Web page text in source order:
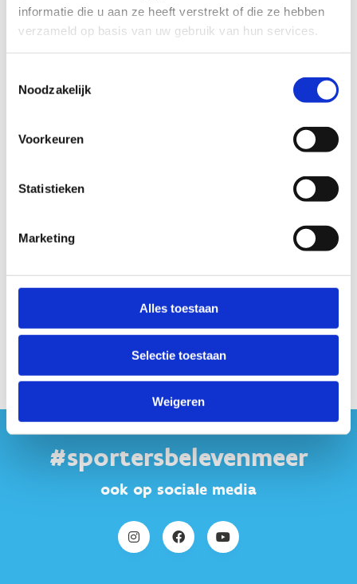
informatie die u aan ze heeft verstrekt of die ze hebben
verzameld op basis van uw gebruik van hun services.
Noodzakelijk
Voorkeuren
Statistieken
Marketing
Alles toestaan
Selectie toestaan
Weigeren
Momenteel is ze actief binnen de Movement Control and
Neuroplasticity Research Groupaan KU Leuven, waar ze
Neurofysiologie en Motorische Controle, waarin ze
Programma
#sportersbelevenmeer
ook op sociale media